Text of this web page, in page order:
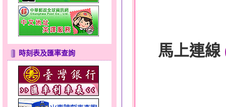
時刻表及匯率查詢 馬上連線